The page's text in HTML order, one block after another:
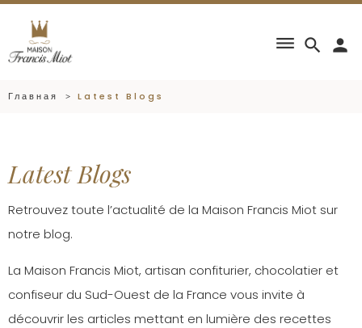
search
dehaze person
Главная Latest Blogs
Latest Blogs
Retrouvez toute l’actualité de la Maison Francis Miot sur
notre blog.
La Maison Francis Miot, artisan confiturier, chocolatier et
confiseur du Sud-Ouest de la France vous invite à
découvrir les articles mettant en lumière des recettes